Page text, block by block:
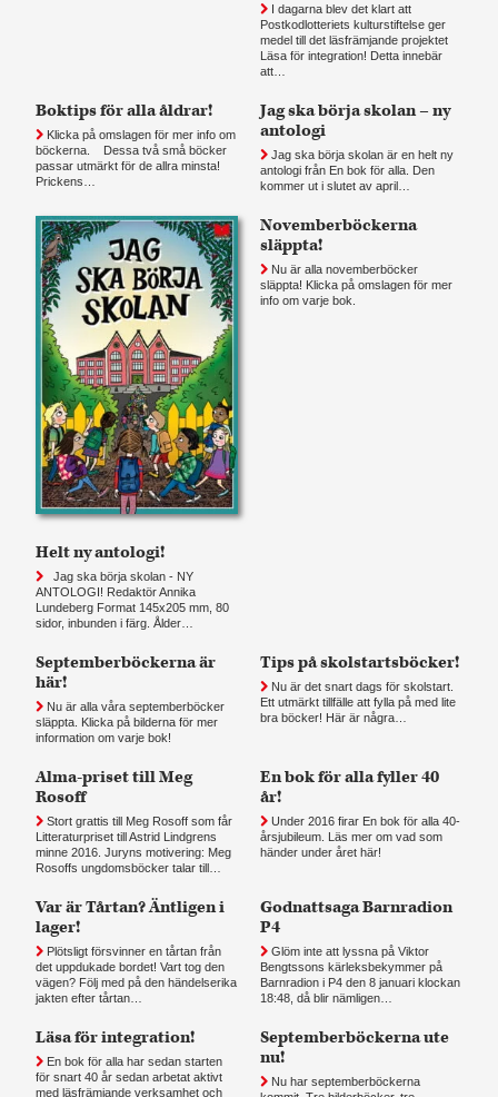
I dagarna blev det klart att
Postkodlotteriets kulturstiftelse ger
medel till det läsfrämjande projektet
Läsa för integration! Detta innebär
att…
Boktips för alla åldrar!
Klicka på omslagen för mer info om
böckerna. Dessa två små böcker
passar utmärkt för de allra minsta!
Prickens…
Jag ska börja skolan – ny
antologi
Jag ska börja skolan är en helt ny
antologi från En bok för alla. Den
kommer ut i slutet av april…
Helt ny antologi!
Jag ska börja skolan - NY
ANTOLOGI! Redaktör Annika
Lundeberg Format 145x205 mm, 80
sidor, inbunden i färg. Ålder…
Novemberböckerna
släppta!
Nu är alla novemberböcker
släppta! Klicka på omslagen för mer
info om varje bok.
Septemberböckerna är
här!
Nu är alla våra septemberböcker
släppta. Klicka på bilderna för mer
information om varje bok!
Tips på skolstartsböcker!
Nu är det snart dags för skolstart.
Ett utmärkt tillfälle att fylla på med lite
bra böcker! Här är några…
Alma-priset till Meg
Rosoff
Stort grattis till Meg Rosoff som får
Litteraturpriset till Astrid Lindgrens
minne 2016. Juryns motivering: Meg
Rosoffs ungdomsböcker talar till…
En bok för alla fyller 40
år!
Under 2016 firar En bok för alla 40-
årsjubileum. Läs mer om vad som
händer under året här!
Var är Tårtan? Äntligen i
lager!
Plötsligt försvinner en tårtan från
det uppdukade bordet! Vart tog den
vägen? Följ med på den händelserika
jakten efter tårtan…
Godnattsaga Barnradion
P4
Glöm inte att lyssna på Viktor
Bengtssons kärleksbekymmer på
Barnradion i P4 den 8 januari klockan
18:48, då blir nämligen…
Läsa för integration!
En bok för alla har sedan starten
för snart 40 år sedan arbetat aktivt
med läsfrämjande verksamhet och
Septemberböckerna ute
nu!
Nu har septemberböckerna